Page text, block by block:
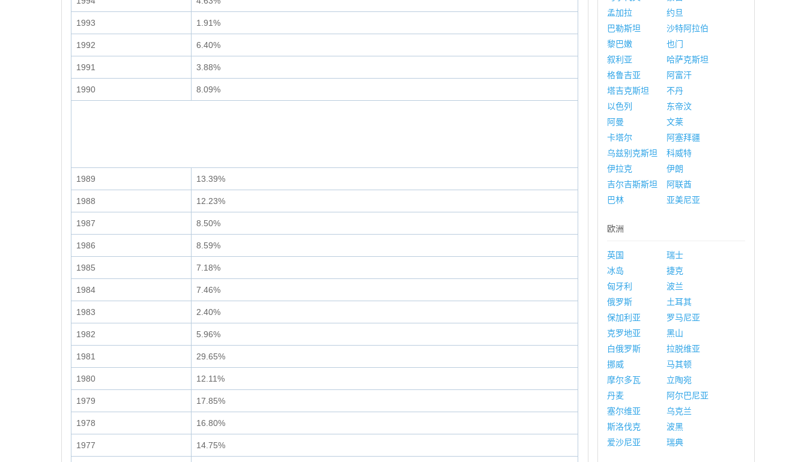
1993 1.91%
1992 6.40%
1991 3.88%
1990 8.09%
1989 13.39%
1988 12.23%
1987 8.50%
1986 8.59%
1985 7.18%
1984 7.46%
1983 2.40%
1982 5.96%
1981 29.65%
1980 12.11%
1979 17.85%
1978 16.80%
1977 14.75%
孟加拉
约旦
巴勒斯坦
沙特阿拉伯
黎巴嫩
也门
叙利亚
哈萨克斯坦
格鲁吉亚
阿富汗
塔吉克斯坦
不丹
以色列
东帝汶
阿曼
文莱
卡塔尔
阿塞拜疆
乌兹别克斯坦
科威特
伊拉克
伊朗
吉尔吉斯斯坦
阿联酋
巴林
亚美尼亚
欧洲
英国
瑞士
冰岛
捷克
匈牙利
波兰
俄罗斯
土耳其
保加利亚
罗马尼亚
克罗地亚
黑山
白俄罗斯
拉脱维亚
挪威
马其顿
摩尔多瓦
立陶宛
丹麦
阿尔巴尼亚
塞尔维亚
乌克兰
斯洛伐克
波黑
爱沙尼亚
瑞典